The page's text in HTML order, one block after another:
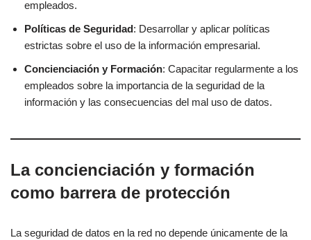
empleados.
Políticas de Seguridad: Desarrollar y aplicar políticas
estrictas sobre el uso de la información empresarial.
Concienciación y Formación: Capacitar regularmente a los
empleados sobre la importancia de la seguridad de la
información y las consecuencias del mal uso de datos.
La concienciación y formación
como barrera de protección
La seguridad de datos en la red no depende únicamente de la